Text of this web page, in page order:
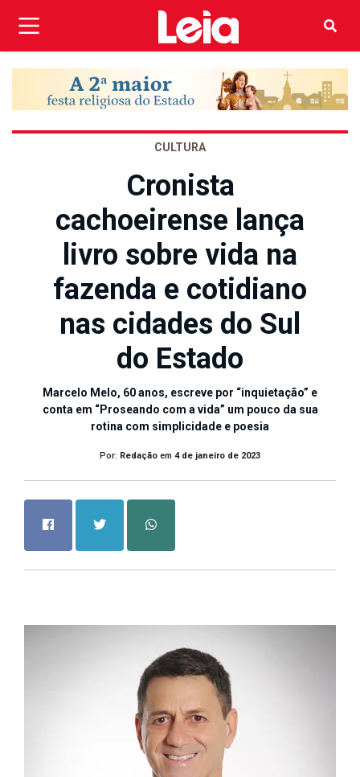
CULTURA
Cronista
cachoeirense lança
livro sobre vida na
fazenda e cotidiano
nas cidades do Sul
do Estado
Marcelo Melo, 60 anos, escreve por “inquietação” e
conta em “Proseando com a vida” um pouco da sua
rotina com simplicidade e poesia
Por: Redação em 4 de janeiro de 2023